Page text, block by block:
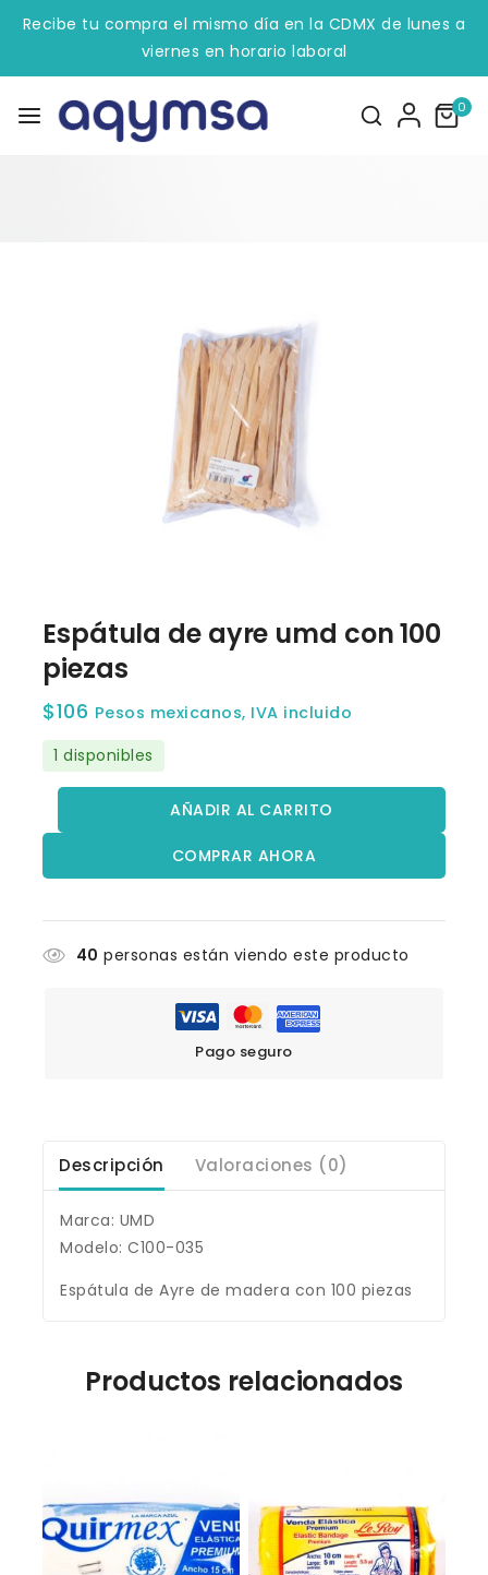
Recibe tu compra el mismo día en la CDMX de lunes a
viernes en horario laboral
0
Espátula de ayre umd con 100
piezas
$106 Pesos mexicanos, IVA incluido
1 disponibles
AÑADIR AL CARRITO
COMPRAR AHORA
40 personas están viendo este producto
Pago seguro
Descripción Valoraciones (0)
Marca: UMD
Modelo: C100-035
Espátula de Ayre de madera con 100 piezas
Productos relacionados